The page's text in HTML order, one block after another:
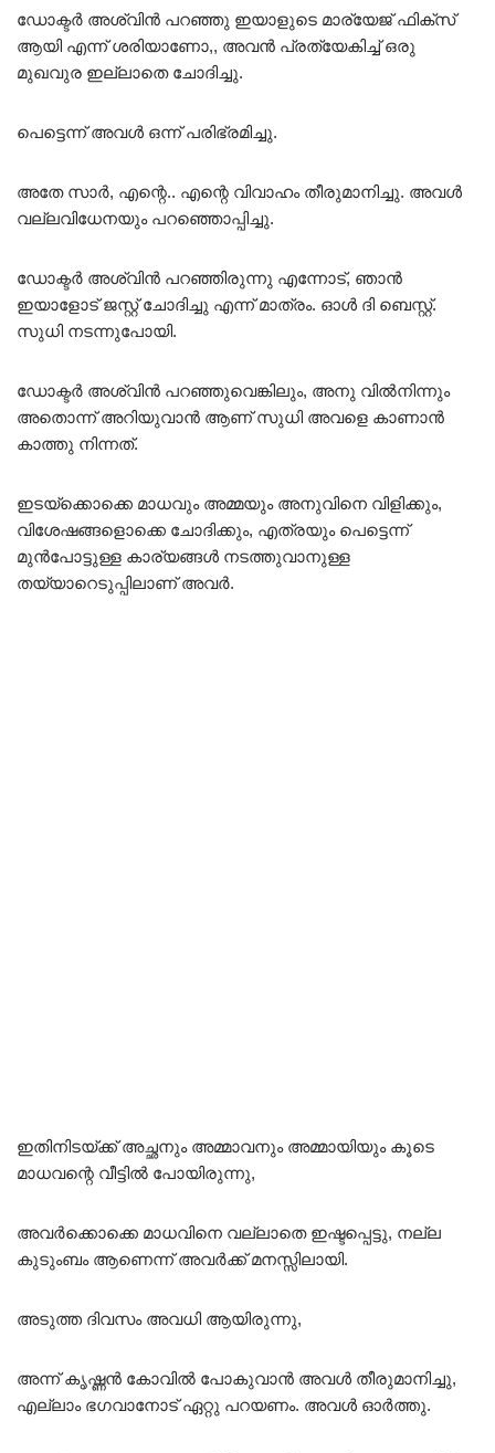
ഡോക്ടർ അശ്വിൻ പറഞ്ഞു ഇയാളുടെ മാര്യേജ് ഫിക്സ്
ആയി എന്ന് ശരിയാണോ,, അവൻ പ്രത്യേകിച്ച് ഒരു
മുഖവുര ഇല്ലാതെ ചോദിച്ചു.
പെട്ടെന്ന് അവൾ ഒന്ന് പരിഭ്രമിച്ചു.
അതേ സാർ, എന്റെ.. എന്റെ വിവാഹം തീരുമാനിച്ചു. അവൾ
വല്ലവിധേനയും പറഞ്ഞൊപ്പിച്ചു.
ഡോക്ടർ അശ്വിൻ പറഞ്ഞിരുന്നു എന്നോട്, ഞാൻ
ഇയാളോട് ജസ്റ്റ് ചോദിച്ചു എന്ന് മാത്രം. ഓൾ ദി ബെസ്റ്റ്.
സുധി നടന്നുപോയി.
ഡോക്ടർ അശ്വിൻ പറഞ്ഞുവെങ്കിലും, അനു വിൽനിന്നും
അതൊന്ന് അറിയുവാൻ ആണ് സുധി അവളെ കാണാൻ
കാത്തു നിന്നത്.
ഇടയ്ക്കൊക്കെ മാധവും അമ്മയും അനുവിനെ വിളിക്കും,
വിശേഷങ്ങളൊക്കെ ചോദിക്കും, എത്രയും പെട്ടെന്ന്
മുൻപോട്ടുള്ള കാര്യങ്ങൾ നടത്തുവാനുള്ള
തയ്യാറെടുപ്പിലാണ് അവർ.
ഇതിനിടയ്ക്ക് അച്ഛനും അമ്മാവനും അമ്മായിയും കൂടെ
മാധവന്റെ വീട്ടിൽ പോയിരുന്നു,
അവർക്കൊക്കെ മാധവിനെ വല്ലാതെ ഇഷ്ടപ്പെട്ടു, നല്ല
കുടുംബം ആണെന്ന് അവർക്ക് മനസ്സിലായി.
അടുത്ത ദിവസം അവധി ആയിരുന്നു,
അന്ന് കൃഷ്ണൻ കോവിൽ പോകുവാൻ അവൾ തീരുമാനിച്ചു,
എല്ലാം ഭഗവാനോട് ഏറ്റു പറയണം. അവൾ ഓർത്തു.